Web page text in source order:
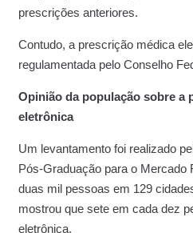
prescrições anteriores.
Contudo, a prescrição médica
regulamentada pelo Conselho
Opinião da população sobre a
eletrônica
Um levantamento foi realizado
Pós-Graduação para o Mercado
duas mil pessoas em 129
mostrou que sete em cada dez
eletrônica.